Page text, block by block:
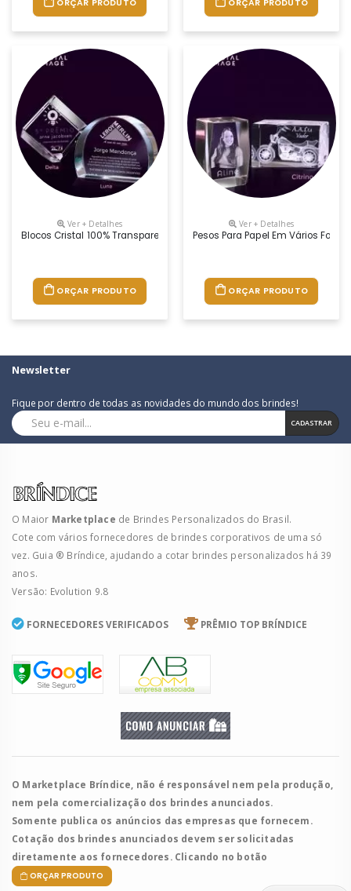
ORÇAR PRODUTO ORÇAR PRODUTO
Ver + Detalhes
Blocos Cristal 100% Transparente Com Gravação 2d Ou 3d Laser Direto
ORÇAR PRODUTO
Ver + Detalhes
Pesos Para Papel Em Vários
ORÇAR PRODUTO
Newsletter
Fique por dentro de todas as novidades do mundo dos brindes!
CADASTRAR
O Maior Marketplace de Brindes Personalizados do Brasil.
Cote com vários fornecedores de brindes corporativos de uma só
vez. Guia ® Bríndice, ajudando a cotar brindes personalizados há 39
anos.
Versão: Evolution 9.8
FORNECEDORES VERIFICADOS PRÊMIO TOP BRÍNDICE
O Marketplace Bríndice, não é responsável nem pela produção,
nem pela comercialização dos brindes anunciados.
Somente publica os anúncios das empresas que fornecem.
Cotação dos brindes anunciados devem ser solicitadas
diretamente aos fornecedores. Clicando no botão
ORÇAR PRODUTO